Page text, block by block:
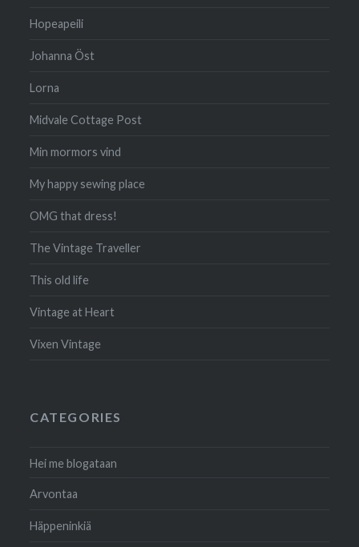
Hopeapeili
Johanna Öst
Lorna
Midvale Cottage Post
Min mormors vind
My happy sewing place
OMG that dress!
The Vintage Traveller
This old life
Vintage at Heart
Vixen Vintage
CATEGORIES
Hei me blogataan
Arvontaa
Häppeninkiä